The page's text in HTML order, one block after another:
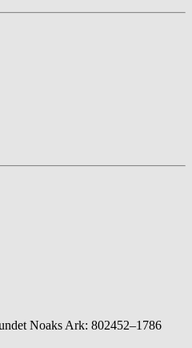
Noaks Ark: 802452–1786